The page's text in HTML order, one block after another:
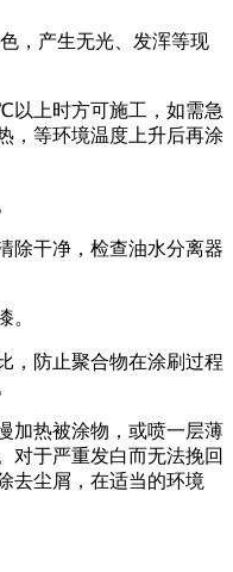
，产生无光、发浑等现
以上时方可施工，如需急
，等环境温度上升后再涂
除干净，检查油水分离器
。
，防止聚合物在涂刷过程
加热被涂物，或喷一层薄
对于严重发白而无法挽回
去尘屑，在适当的环境